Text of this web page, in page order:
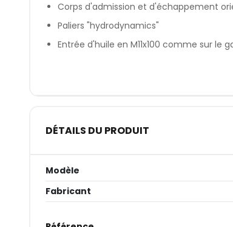
Corps d'admission et d'échappement
Paliers "hydrodynamics"
Entrée d'huile en M11x100 comme sur le
DÉTAILS DU PRODUIT
Modèle
Fabricant